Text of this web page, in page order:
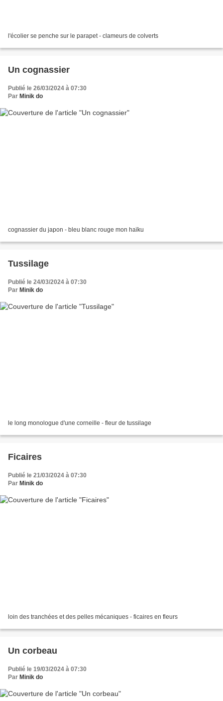
l'écolier se penche sur le parapet - clameurs de colverts
Un cognassier
Publié le 26/03/2024 à 07:30
Par Minik do
cognassier du japon - bleu blanc rouge mon haïku
Tussilage
Publié le 24/03/2024 à 07:30
Par Minik do
le long monologue d'une corneille - fleur de tussilage
Ficaires
Publié le 21/03/2024 à 07:30
Par Minik do
loin des tranchées et des pelles mécaniques - ficaires en fleurs
Un corbeau
Publié le 19/03/2024 à 07:30
Par Minik do